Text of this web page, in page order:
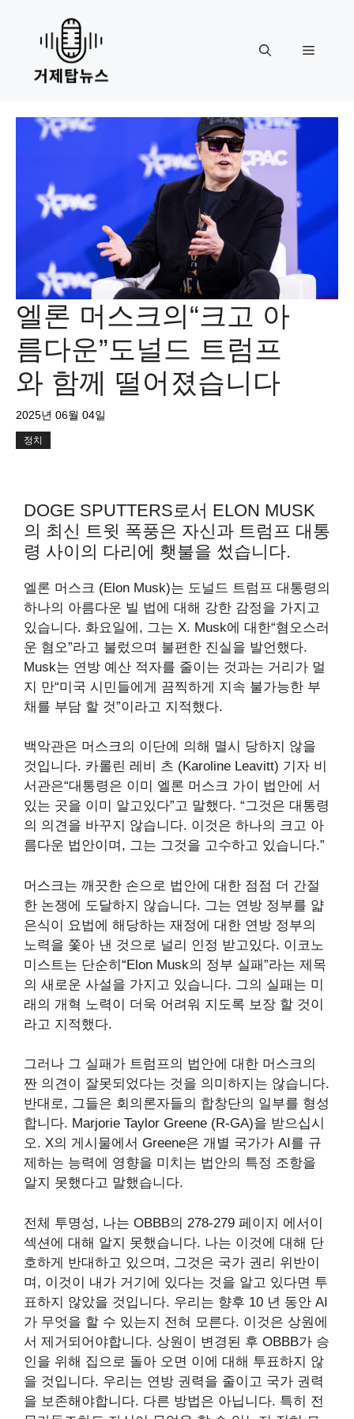
content
Menu
엘론 머스크의“크고 아
름다운”도널드 트럼프
와 함께 떨어졌습니다
2025년 06월 04일
정치
DOGE SPUTTERS로서 ELON MUSK
의 최신 트윗 폭풍은 자신과 트럼프 대통
령 사이의 다리에 횃불을 썼습니다.
엘론 머스크 (Elon Musk)는 도널드 트럼프 대통령의
하나의 아름다운 빌 법에 대해 강한 감정을 가지고
있습니다. 화요일에, 그는 X. Musk에 대한“혐오스러
운 혐오”라고 불렀으며 불편한 진실을 발언했다.
Musk는 연방 예산 적자를 줄이는 것과는 거리가 멀
지 만“미국 시민들에게 끔찍하게 지속 불가능한 부
채를 부담 할 것”이라고 지적했다.
백악관은 머스크의 이단에 의해 멸시 당하지 않을
것입니다. 카롤린 레비 츠 (Karoline Leavitt) 기자 비
서관은“대통령은 이미 엘론 머스크 가이 법안에 서
있는 곳을 이미 알고있다”고 말했다. “그것은 대통령
의 의견을 바꾸지 않습니다. 이것은 하나의 크고 아
름다운 법안이며, 그는 그것을 고수하고 있습니다.”
머스크는 깨끗한 손으로 법안에 대한 점점 더 간절
한 논쟁에 도달하지 않습니다. 그는 연방 정부를 얇
은식이 요법에 해당하는 재정에 대한 연방 정부의
노력을 쫓아 낸 것으로 널리 인정 받고있다. 이코노
미스트는 단순히“Elon Musk의 정부 실패”라는 제목
의 새로운 사설을 가지고 있습니다. 그의 실패는 미
래의 개혁 노력이 더욱 어려워 지도록 보장 할 것이
라고 지적했다.
그러나 그 실패가 트럼프의 법안에 대한 머스크의
짠 의견이 잘못되었다는 것을 의미하지는 않습니다.
반대로, 그들은 회의론자들의 합창단의 일부를 형성
합니다. Marjorie Taylor Greene (R-GA)을 받으십시
오. X의 게시물에서 Greene은 개별 국가가 AI를 규
제하는 능력에 영향을 미치는 법안의 특정 조항을
알지 못했다고 말했습니다.
전체 투명성, 나는 OBBB의 278-279 페이지 에서이
섹션에 대해 알지 못했습니다. 나는 이것에 대해 단
호하게 반대하고 있으며, 그것은 국가 권리 위반이
며, 이것이 내가 거기에 있다는 것을 알고 있다면 투
표하지 않았을 것입니다. 우리는 향후 10 년 동안 AI
가 무엇을 할 수 있는지 전혀 모른다. 이것은 상원에
서 제거되어야합니다. 상원이 변경된 후 OBBB가 승
인을 위해 집으로 돌아 오면 이에 대해 투표하지 않
을 것입니다. 우리는 연방 권력을 줄이고 국가 권력
을 보존해야합니다. 다른 방법은 아닙니다. 특히 전